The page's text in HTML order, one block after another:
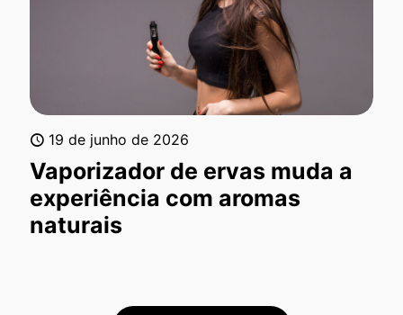
19 de junho de 2026
Vaporizador de ervas muda a
experiência com aromas
naturais